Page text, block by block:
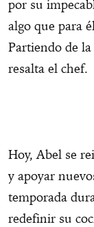
por su
algo que para
Partiendo de
resalta el chef.
Hoy, Abel se
y apoyar
temporada
redefinir su